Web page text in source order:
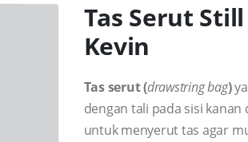
Tas Serut
Kevin
Tas serut (drawstring bag)
dengan tali pada sisi
untuk menyerut tas agar